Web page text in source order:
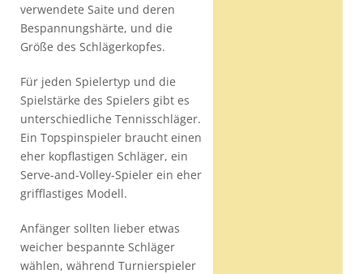
verwendete Saite und deren
Bespannungshärte, und die
Größe des Schlägerkopfes.
Für jeden Spielertyp und die
Spielstärke des Spielers gibt es
unterschiedliche Tennisschläger.
Ein Topspinspieler braucht einen
eher kopflastigen Schläger, ein
Serve-and-Volley-Spieler ein eher
grifflastiges Modell.
Anfänger sollten lieber etwas
weicher bespannte Schläger
wählen, während Turnierspieler